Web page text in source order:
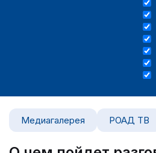
Медиагалерея РОАД ТВ